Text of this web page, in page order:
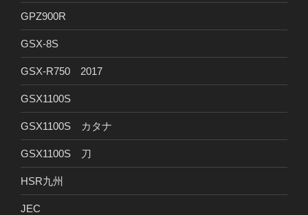
GPZ900R
GSX-8S
GSX-R750 2017
GSX1100S
GSX1100S カタナ
GSX1100S 刀
HSR九州
JEC